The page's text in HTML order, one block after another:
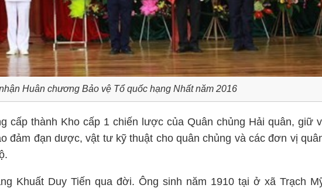
Huân chương Bảo vệ Tổ quốc hạng Nhất năm 2016
cấp thành Kho cấp 1 chiến lược của Quân chủng Hải quân, giữ
đảm đạn dược, vật tư kỹ thuật cho quân chủng và các đơn vị
Khuất Duy Tiến qua đời. Ông sinh năm 1910 tại ở xã Trạch